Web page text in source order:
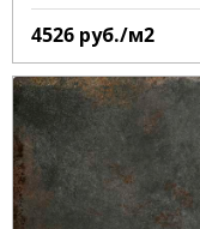
4526 руб./м2